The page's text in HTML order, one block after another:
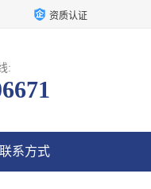
资质认证
:
联系方式